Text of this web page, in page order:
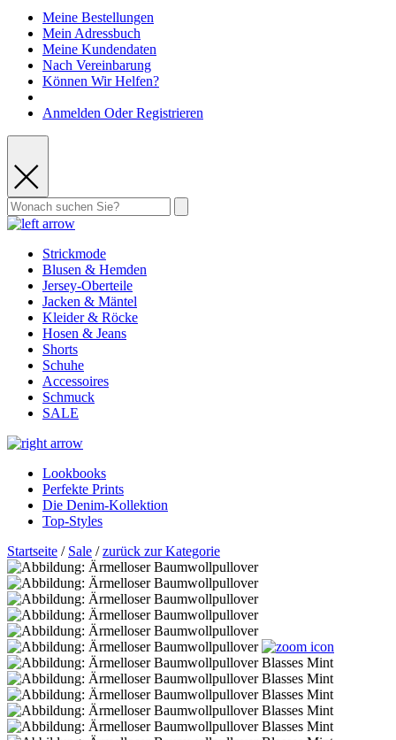
Meine Bestellungen
Mein Adressbuch
Meine Kundendaten
Nach Vereinbarung
Können Wir Helfen?
Anmelden Oder Registrieren
Strickmode
Blusen & Hemden
Jersey-Oberteile
Jacken & Mäntel
Kleider & Röcke
Hosen & Jeans
Shorts
Schuhe
Accessoires
Schmuck
SALE
Lookbooks
Perfekte Prints
Die Denim-Kollektion
Top-Styles
Startseite / Sale /zurück zur Kategorie